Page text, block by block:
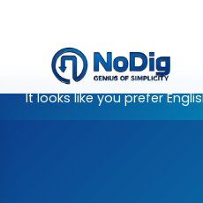
It looks like you prefer